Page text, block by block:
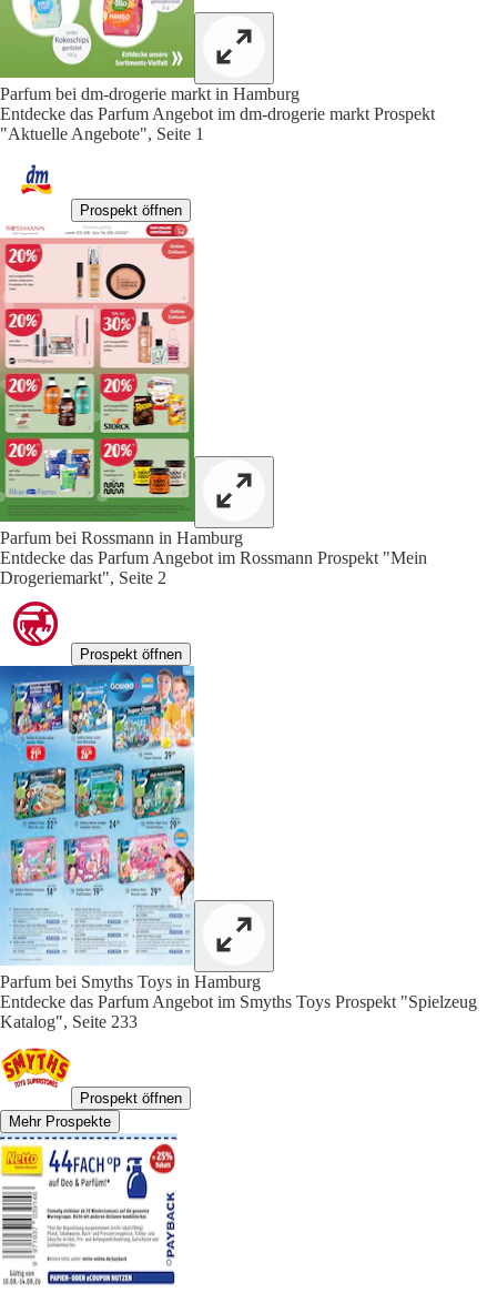
Parfum bei dm-drogerie markt in Hamburg
Entdecke das Parfum Angebot im dm-drogerie markt Prospekt
"Aktuelle Angebote", Seite 1
Prospekt öffnen
Parfum bei Rossmann in Hamburg
Entdecke das Parfum Angebot im Rossmann Prospekt "Mein
Drogeriemarkt", Seite 2
Prospekt öffnen
Parfum bei Smyths Toys in Hamburg
Entdecke das Parfum Angebot im Smyths Toys Prospekt "Spielzeug
Katalog", Seite 233
Prospekt öffnen
Mehr Prospekte